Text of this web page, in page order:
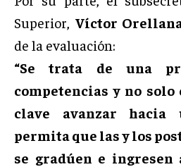
Superior, Víctor Orellana
de la evaluación:
“Se trata de una
competencias y no solo
clave avanzar hacia
permita que las y los
se gradúen e